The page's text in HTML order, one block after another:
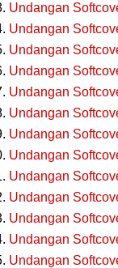
Undangan
Undangan
Undangan
Undangan
Undangan
Undangan
Undangan
Undangan
Undangan
Undangan
Undangan
Undangan
Undangan